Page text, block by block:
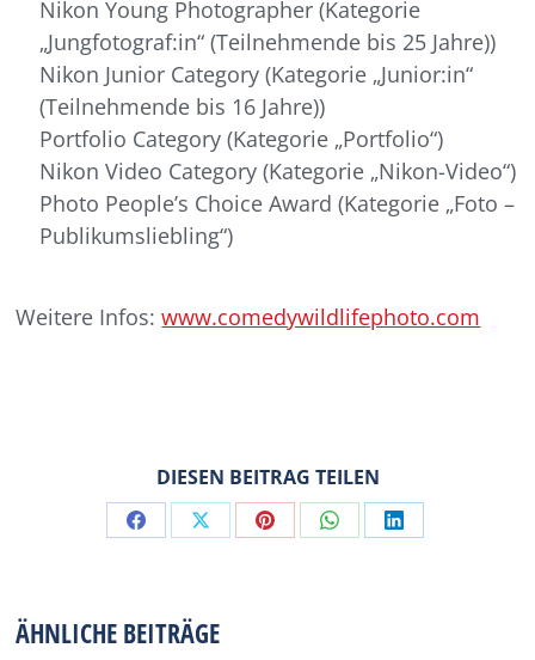
Nikon Young Photographer (Kategorie
„Jungfotograf:in“ (Teilnehmende bis 25 Jahre))
Nikon Junior Category (Kategorie „Junior:in“
(Teilnehmende bis 16 Jahre))
Portfolio Category (Kategorie „Portfolio“)
Nikon Video Category (Kategorie „Nikon-Video“)
Photo People’s Choice Award (Kategorie „Foto –
Publikumsliebling“)
Weitere Infos:www.comedywildlifephoto.com
DIESEN BEITRAG TEILEN
Share Share Share Share Share
ÄHNLICHE BEITRÄGE